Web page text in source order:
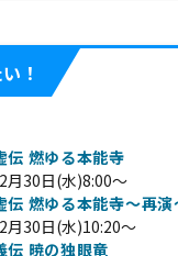
！
伝 燃ゆる本能寺
月30日(水)8:00～
伝 燃ゆる本能寺～再演
月30日(水)10:20～
伝 暁の独眼竜